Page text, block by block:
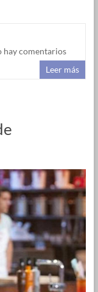
hay comentarios
Leer más